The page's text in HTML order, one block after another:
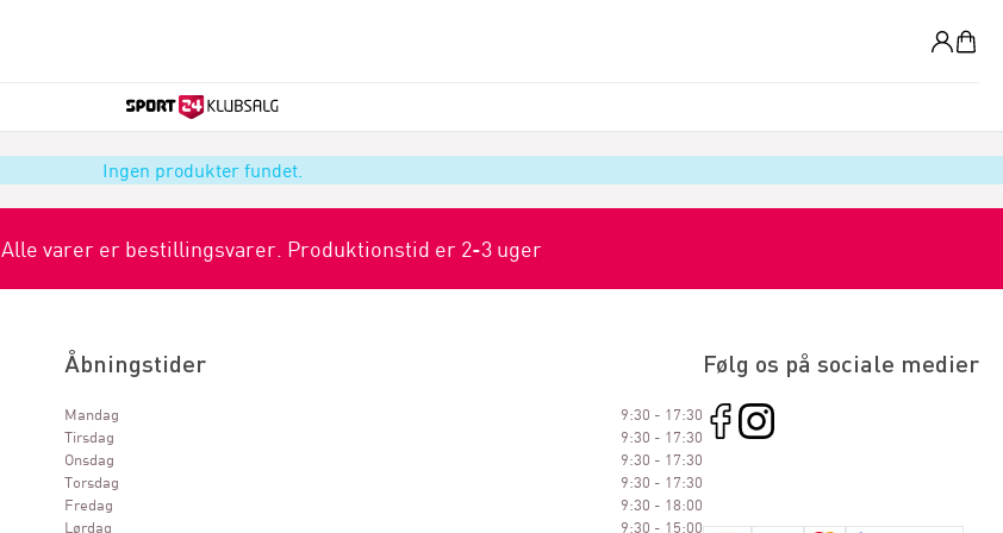
Ingen produkter fundet.
Alle varer er bestillingsvarer. Produktionstid er 2-3 uger
Åbningstider
Mandag
9:30 - 17:30
Tirsdag
9:30 - 17:30
Onsdag
9:30 - 17:30
Torsdag
9:30 - 17:30
Fredag
9:30 - 18:00
Lørdag
9:30 - 15:00
Følg os på sociale medier